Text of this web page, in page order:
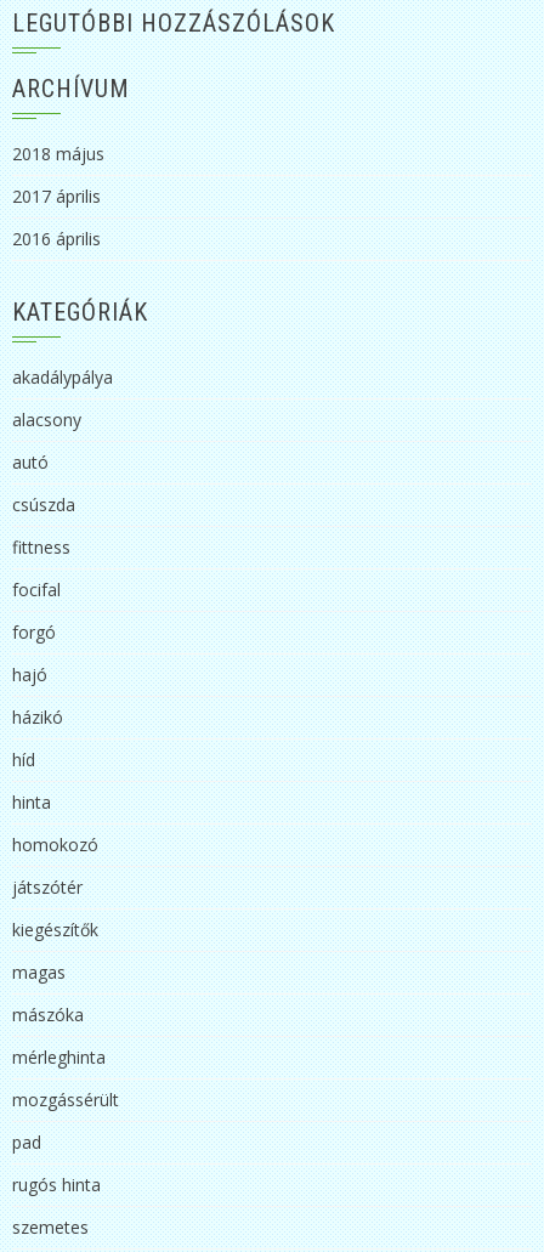
LEGUTÓBBI HOZZÁSZÓLÁSOK
ARCHÍVUM
2018 május
2017 április
2016 április
KATEGÓRIÁK
akadálypálya
alacsony
autó
csúszda
fittness
focifal
forgó
hajó
házikó
híd
hinta
homokozó
játszótér
kiegészítők
magas
mászóka
mérleghinta
mozgássérült
pad
rugós hinta
szemetes